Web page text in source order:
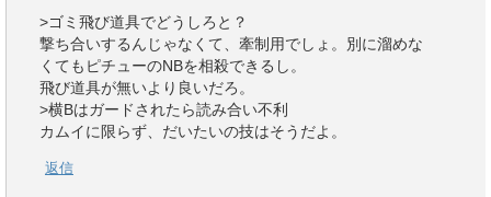
>ゴミ飛び道具でどうしろと？
撃ち合いするんじゃなくて、牽制用でしょ。別に溜めな
くてもピチューのNBを相殺できるし。
飛び道具が無いより良いだろ。
>横Bはガードされたら読み合い不利
カムイに限らず、だいたいの技はそうだよ。
返信